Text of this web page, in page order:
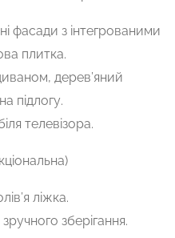
фасади з інтегрованими
плитка.
дерев’яний
підлогу.
телевізора.
ліжка.
зберігання.